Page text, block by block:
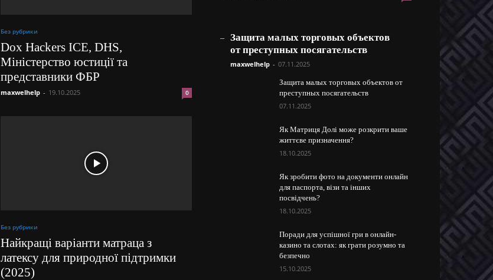
Без рубрики
Dox Hackers ICE, DHS,
Міністерство юстиції та
представники ФБР
maxwelhelp - 19.10.2025 0
Без рубрики
Найкращі варіанти матраца з
латексу для природної підтримки
(2025)
Защита малых торговых объектов
от преступных посягательств
maxwelhelp - 07.11.2025
Защита малых торговых объектов от
преступных посягательств
07.11.2025
Як Матриця Долі може розкрити ваше
життєве призначення?
18.10.2025
Як зробити фото на документи онлайн
для паспорта, візи та інших
посвідчень?
18.10.2025
Поради для успішної гри в онлайн-
казино та слотах: як грати розумно та
безпечно
15.10.2025